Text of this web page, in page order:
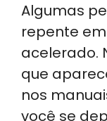
a
ts
A
p
p
k
e
dI
n
Algumas
repente
acelerado.
que
nos
você se